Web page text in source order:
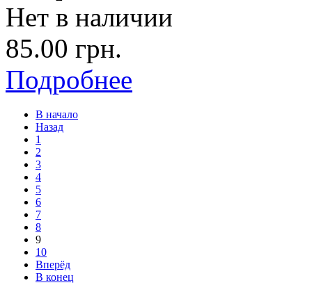
Нет в наличии
85.00 грн.
Подробнее
В начало
Назад
1
2
3
4
5
6
7
8
9
10
Вперёд
В конец